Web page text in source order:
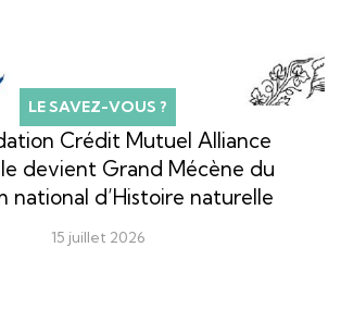
LE SAVEZ-VOUS ?
Crédit Mutuel Alliance
devient Grand Mécène du
national d’Histoire naturelle
15 juillet 2026